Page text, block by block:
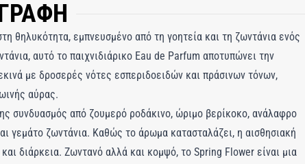
θηλυκότητα, εμπνευσμένο από τη γοητεία και τη ζωντάνια ενός
αυτό το παιχνιδιάρικο Eau de Parfum αποτυπώνει την
με δροσερές νότες εσπεριδοειδών και πράσινων τόνων,
αύρας.
συνδυασμός από ζουμερό ροδάκινο, ώριμο βερίκοκο, ανάλαφρο
γεμάτο ζωντάνια. Καθώς το άρωμα κατασταλάζει, η αισθησιακή
διάρκεια. Ζωντανό αλλά και κομψό, το Spring Flower είναι μια